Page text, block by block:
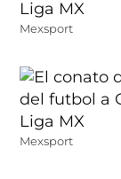
Mexsport
Mexsport